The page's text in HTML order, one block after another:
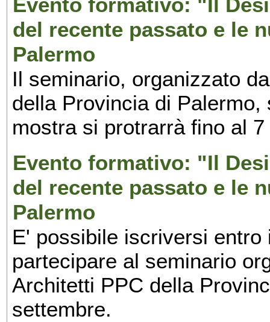
del recente passato e le
Palermo
Il seminario, organizzato
della Provincia di
mostra si protrarrà fino al
Evento formativo: "Il
del recente passato e le
Palermo
E' possibile iscriversi
partecipare al seminario
Architetti PPC della
settembre.